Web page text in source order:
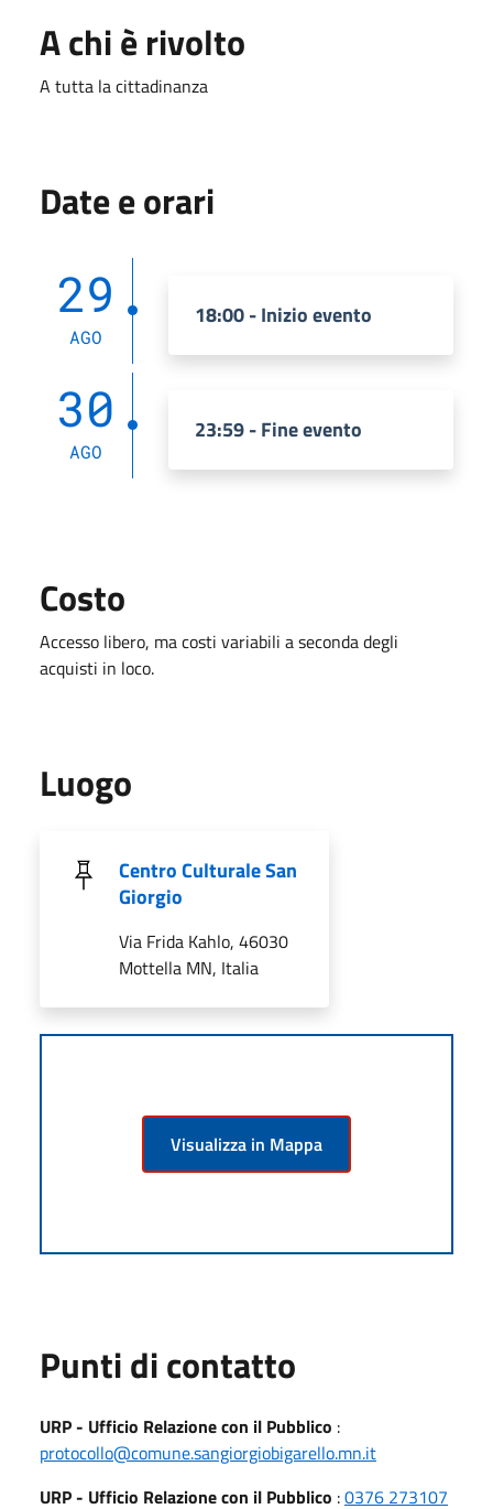
A chi è rivolto
A tutta la cittadinanza
Date e orari
29
AGO
18:00 - Inizio evento
30
AGO
23:59 - Fine evento
Costo
Accesso libero, ma costi variabili a seconda degli
acquisti in loco.
Luogo
Centro Culturale San
Giorgio
Via Frida Kahlo, 46030
Mottella MN, Italia
Visualizza in Mappa
Punti di contatto
URP - Ufficio Relazione con il Pubblico :
protocollo@comune.sangiorgiobigarello.mn.it
URP - Ufficio Relazione con il Pubblico :0376 273107